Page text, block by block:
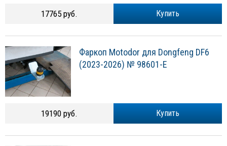
Купить
17765 руб.
Фаркоп Motodor для Dongfeng DF6
(2023-2026) № 98601-E
Купить
19190 руб.